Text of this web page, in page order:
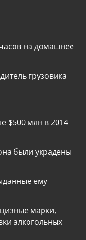
на домашнее
грузовика
$500 млн в 2014
были украдены
ему
марки,
алкогольных